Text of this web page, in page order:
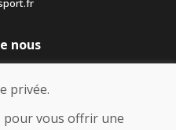
nous
privée.
pour vous offrir une